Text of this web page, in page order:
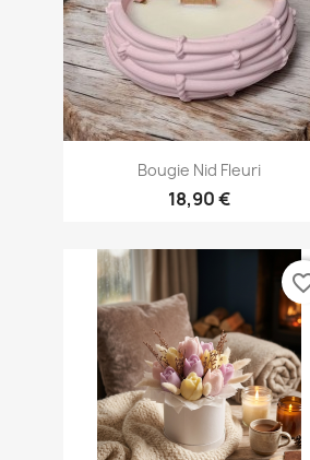
Aperçu rapide
Bougie Nid Fleuri
18,90 €